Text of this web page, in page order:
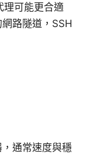
理可能更合適
路隧道，SSH
通常速度與穩